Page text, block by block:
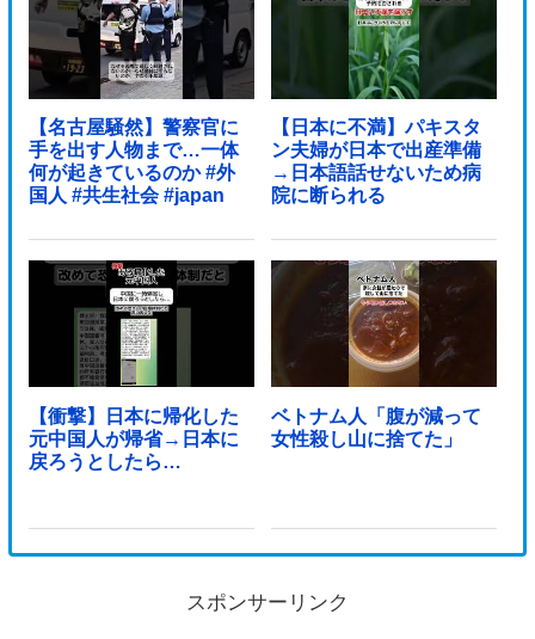
【名古屋騒然】警察官に
手を出す人物まで…一体
何が起きているのか #外
国人 #共生社会 #japan
【日本に不満】パキスタ
ン夫婦が日本で出産準備
→日本語話せないため病
院に断られる
【衝撃】日本に帰化した
元中国人が帰省→日本に
戻ろうとしたら…
ベトナム人「腹が減って
女性殺し山に捨てた」
スポンサーリンク